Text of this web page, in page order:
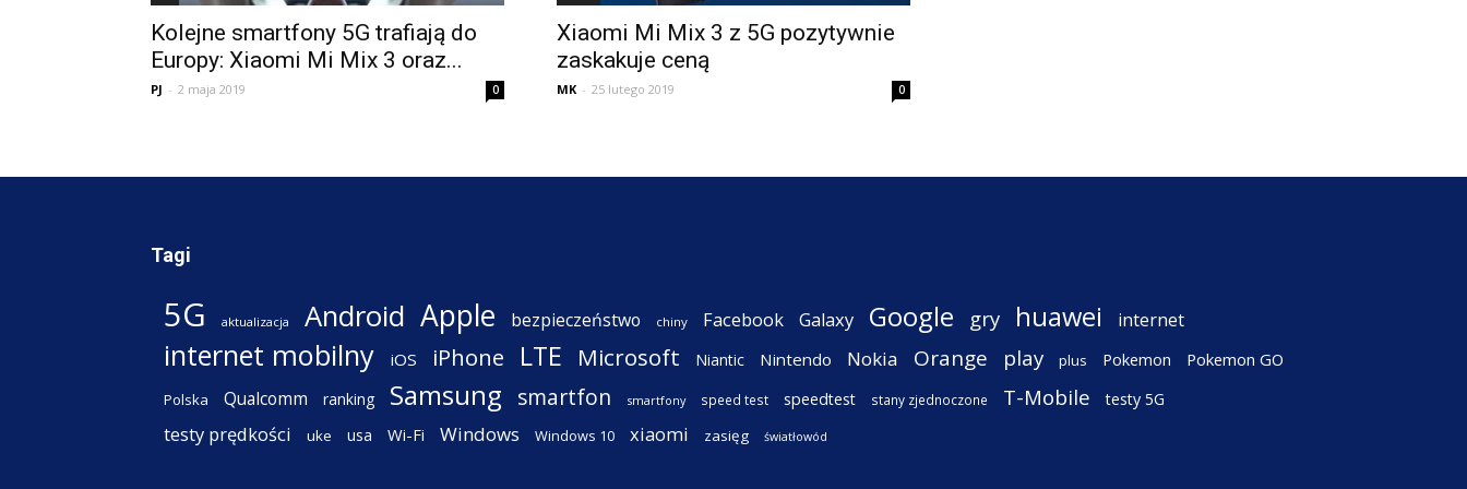
Kolejne smartfony 5G trafiają do
Europy: Xiaomi Mi Mix 3 oraz...
PJ - 2 maja 2019 0
Xiaomi Mi Mix 3 z 5G pozytywnie
zaskakuje ceną
MK - 25 lutego 2019 0
Tagi
5G aktualizacja Android Apple bezpieczeństwo chiny Facebook Galaxy Google gry huawei internet
internet mobilny iOS iPhone LTE Microsoft Niantic Nintendo Nokia Orange play plus Pokemon Pokemon GO
Polska Qualcomm ranking Samsung smartfon smartfony speed test speedtest stany zjednoczone T-Mobile testy 5G
testy prędkości uke usa Wi-Fi Windows Windows 10 xiaomi zasięg światłowód